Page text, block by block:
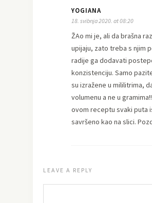
YOGIANA
18. svibnja 2020. at 08:20
ŽAo mi je, ali da brašna
upijaju, zato treba s njim
radije ga dodavati
konzistenciju. Samo
su izražene u mililitrima,
volumenu a ne u
ovom receptu svaki puta
savršeno kao na slici.
LEAVE A REPLY